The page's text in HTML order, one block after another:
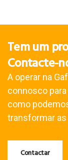
Tem um
Contacte-
A operar na
connosco
como
transformar as
Contactar